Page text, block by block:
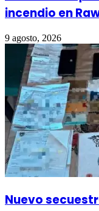
incendio en
9 agosto, 2026
Nuevo